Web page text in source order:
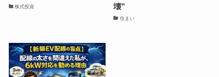
株式投資
壊"
住まい